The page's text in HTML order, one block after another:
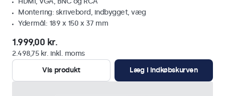
Montering: skrivebord, indbygget, væg
Ydermål: 189 x 150 x 37 mm
1.999,00 kr.
2.498,75 kr. inkl. moms
Vis produkt
Læg i indkøbskurven